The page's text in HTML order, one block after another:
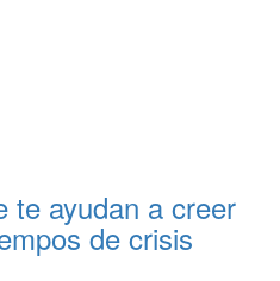
te ayudan a creer
de crisis